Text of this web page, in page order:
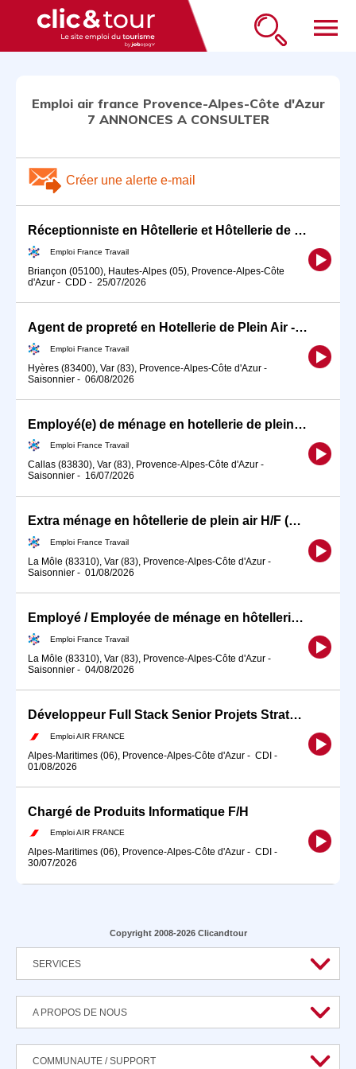
menu
Emploi air france Provence-Alpes-Côte d'Azur
7 ANNONCES A CONSULTER
Créer une alerte e-mail
Réceptionniste en Hôtellerie et Hôtellerie de Plein Air (H/F)
Emploi France Travail
Briançon (05100), Hautes-Alpes (05), Provence-Alpes-Côte
d'Azur - CDD - 25/07/2026
Agent de propreté en Hotellerie de Plein Air - Mobilhomes (H/F)
Emploi France Travail
Hyères (83400), Var (83), Provence-Alpes-Côte d'Azur -
Saisonnier - 06/08/2026
Employé(e) de ménage en hotellerie de plein air (H/F)
Emploi France Travail
Callas (83830), Var (83), Provence-Alpes-Côte d'Azur -
Saisonnier - 16/07/2026
Extra ménage en hôtellerie de plein air H/F (H/F)
Emploi France Travail
La Môle (83310), Var (83), Provence-Alpes-Côte d'Azur -
Saisonnier - 01/08/2026
Employé / Employée de ménage en hôtellerie de plein air H/F (H/F)
Emploi France Travail
La Môle (83310), Var (83), Provence-Alpes-Côte d'Azur -
Saisonnier - 04/08/2026
Développeur Full Stack Senior Projets Stratégiques F/H
Emploi AIR FRANCE
Alpes-Maritimes (06), Provence-Alpes-Côte d'Azur - CDI -
01/08/2026
Chargé de Produits Informatique F/H
Emploi AIR FRANCE
Alpes-Maritimes (06), Provence-Alpes-Côte d'Azur - CDI -
30/07/2026
Copyright 2008-2026 Clicandtour
SERVICES
A PROPOS DE NOUS
COMMUNAUTE / SUPPORT